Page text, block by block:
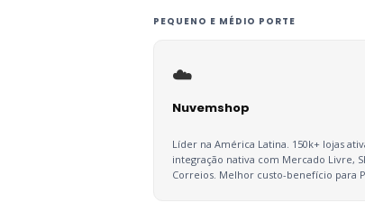
PEQUENO E MÉDIO PORTE
☁️
Nuvemshop
Líder na América Latina. 150k+ lojas
integração nativa com Mercado Livre,
Correios. Melhor custo-benefício para